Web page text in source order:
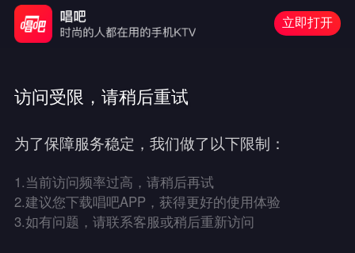
立即打开
访问受限，请稍后重试
为了保障服务稳定，我们做了以下限制：
1.当前访问频率过高，请稍后再试
2.建议您下载唱吧APP，获得更好的使用体验
3.如有问题，请联系客服或稍后重新访问